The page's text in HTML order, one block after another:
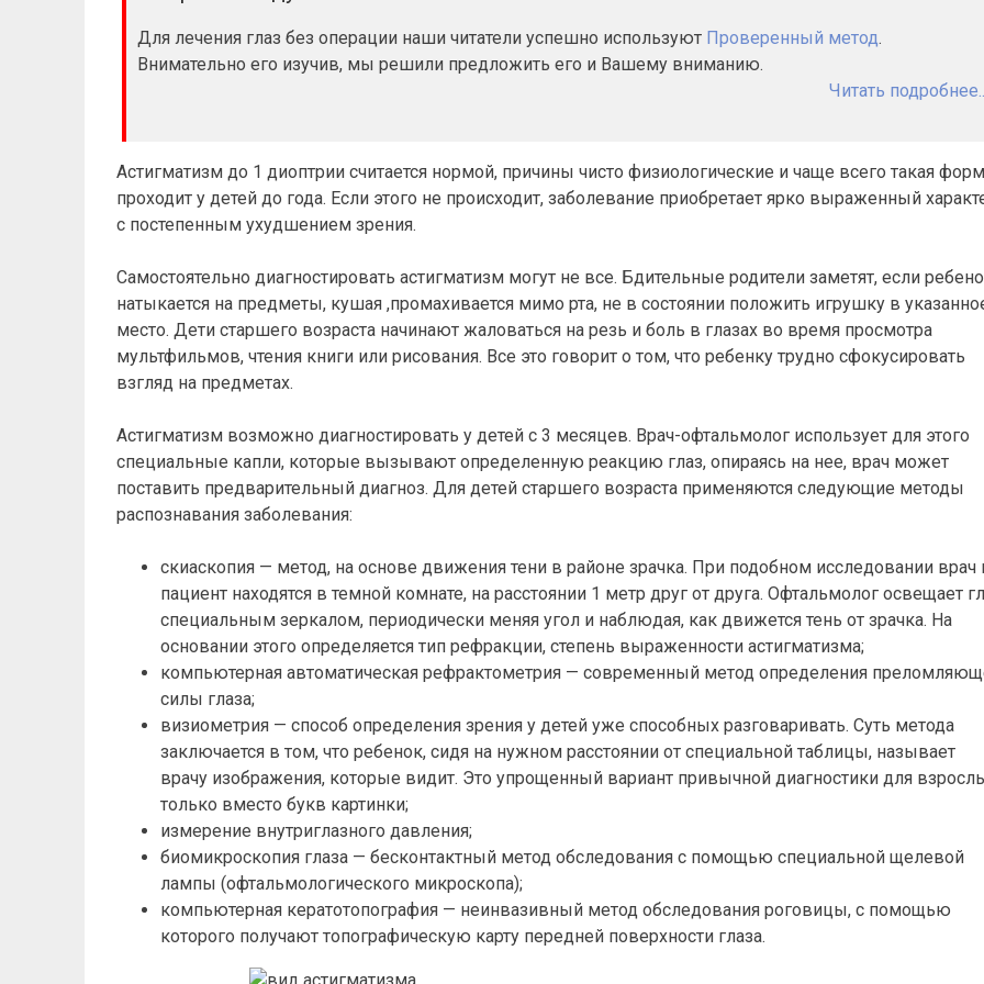
Для лечения глаз без операции наши читатели успешно используют Проверенный метод.
Внимательно его изучив, мы решили предложить его и Вашему вниманию.
Читать подробнее...
Астигматизм до 1 диоптрии считается нормой, причины чисто физиологические и чаще всего такая
проходит у детей до года. Если этого не происходит, заболевание приобретает ярко выраженный
с постепенным ухудшением зрения.
Самостоятельно диагностировать астигматизм могут не все. Бдительные родители заметят, если
натыкается на предметы, кушая ,промахивается мимо рта, не в состоянии положить игрушку в
место. Дети старшего возраста начинают жаловаться на резь и боль в глазах во время просмотра
мультфильмов, чтения книги или рисования. Все это говорит о том, что ребенку трудно сфокусировать
взгляд на предметах.
Астигматизм возможно диагностировать у детей с 3 месяцев. Врач-офтальмолог использует для этого
специальные капли, которые вызывают определенную реакцию глаз, опираясь на нее, врач может
поставить предварительный диагноз. Для детей старшего возраста применяются следующие методы
распознавания заболевания:
скиаскопия — метод, на основе движения тени в районе зрачка. При подобном исследовании врач
пациент находятся в темной комнате, на расстоянии 1 метр друг от друга. Офтальмолог освещает
специальным зеркалом, периодически меняя угол и наблюдая, как движется тень от зрачка. На
основании этого определяется тип рефракции, степень выраженности астигматизма;
компьютерная автоматическая рефрактометрия — современный метод определения
силы глаза;
визиометрия — способ определения зрения у детей уже способных разговаривать. Суть метода
заключается в том, что ребенок, сидя на нужном расстоянии от специальной таблицы, называет
врачу изображения, которые видит. Это упрощенный вариант привычной диагностики для
только вместо букв картинки;
измерение внутриглазного давления;
биомикроскопия глаза — бесконтактный метод обследования с помощью специальной щелевой
лампы (офтальмологического микроскопа);
компьютерная кератотопография — неинвазивный метод обследования роговицы, с помощью
которого получают топографическую карту передней поверхности глаза.